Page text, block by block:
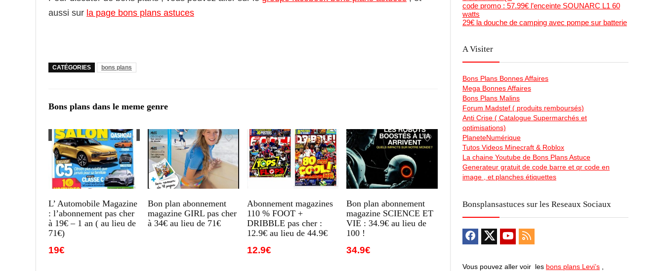
aussi sur la page bons plans astuces
CATÉGORIES bons plans
Bons plans dans le meme genre
L’ Automobile Magazine
: l’abonnement pas cher
à 19€ – 1 an ( au lieu de
71€)
19€
Bon plan abonnement
magazine GIRL pas cher
à 34€ au lieu de 71€
Abonnement magazines
110 % FOOT +
DRIBBLE pas cher :
12.9€ au lieu de 44.9€
12.9€
Bon plan abonnement
magazine SCIENCE ET
VIE : 34.9€ au lieu de
100 !
34.9€
code promo : 57.99€ l’enceinte SOUNARC L1 60
watts
29€ la douche de camping avec pompe sur batterie
A Visiter
Bons Plans Bonnes Affaires
Mega Bonnes Affaires
Bons Plans Malins
Forum Madstef ( produits remboursés)
Anti Crise ( Catalogue Supermarchés et
optimisations)
PlaneteNumérique
Tutos Videos Minecraft & Roblox
La chaine Youtube de Bons Plans Astuce
Generateur gratuit de code barre et qr code en
image , et planches étiquettes
Bonsplansastuces sur les Reseaux Sociaux
Vous pouvez aller voir les bons plans Levi’s